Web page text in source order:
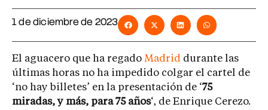
1 de diciembre de 2023
El aguacero que ha regado Madrid durante las
últimas horas no ha impedido colgar el cartel de
‘no hay billetes’ en la presentación de ‘75
miradas, y más, para 75 años‘, de Enrique Cerezo.